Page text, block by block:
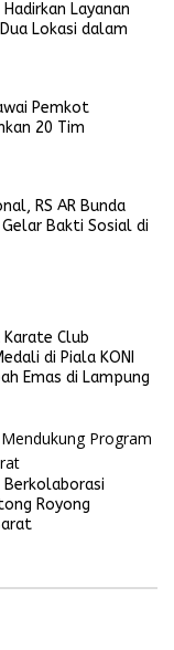
Layanan
Lokasi dalam
Pemkot
20 Tim
RS AR Bunda
Bakti Sosial di
Karate Club
di Piala KONI
Emas di Lampung
Berkolaborasi
Royong